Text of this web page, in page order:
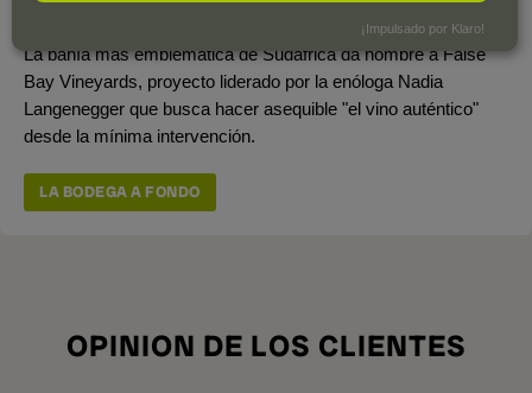
Año de fundación 1994
La bahía más emblemática de Sudáfrica da nombre a False
Bay Vineyards, proyecto liderado por la enóloga Nadia
Langenegger que busca hacer asequible "el vino auténtico"
desde la mínima intervención.
LA BODEGA A FONDO
OPINION DE LOS CLIENTES
¡Impulsado por Klaro!